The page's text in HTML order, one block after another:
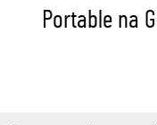
Portable na